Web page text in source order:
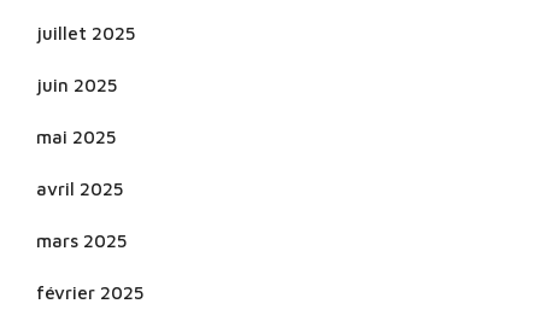
juillet 2025
juin 2025
mai 2025
avril 2025
mars 2025
février 2025